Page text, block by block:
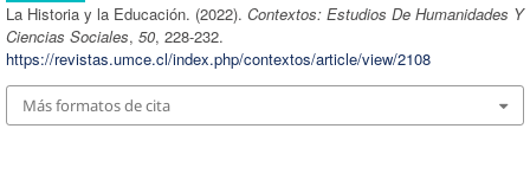
La Historia y la Educación. (2022). Contextos: Estudios De Humanidades Y
Ciencias Sociales, 50, 228-232.
https://revistas.umce.cl/index.php/contextos/article/view/2108
Más formatos de cita